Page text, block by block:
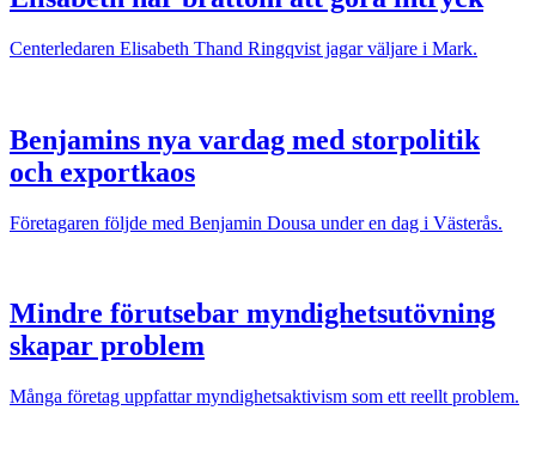
Centerledaren Elisabeth Thand Ringqvist jagar väljare i Mark.
Benjamins nya vardag med storpolitik
och exportkaos
Företagaren följde med Benjamin Dousa under en dag i Västerås.
Mindre förutsebar myndighetsutövning
skapar problem
Många företag uppfattar myndighetsaktivism som ett reellt problem.